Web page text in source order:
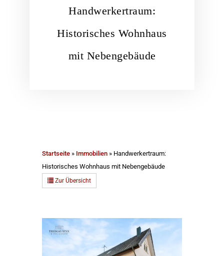
Handwerkertraum:
Historisches Wohnhaus
mit Nebengebäude
Startseite » Immobilien » Handwerkertraum:
Historisches Wohnhaus mit Nebengebäude
Zur Übersicht